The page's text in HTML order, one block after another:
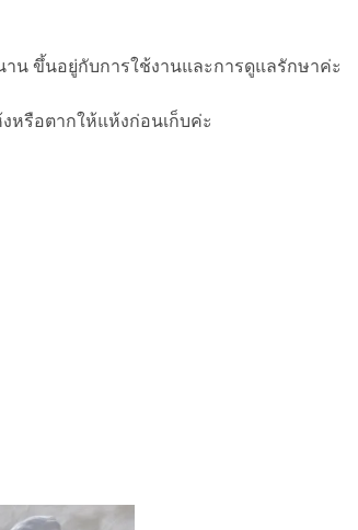
น ขึ้นอยู่กับการใช้งานและการดูแลรักษาค่ะ
หรือตากให้แห้งก่อนเก็บค่ะ